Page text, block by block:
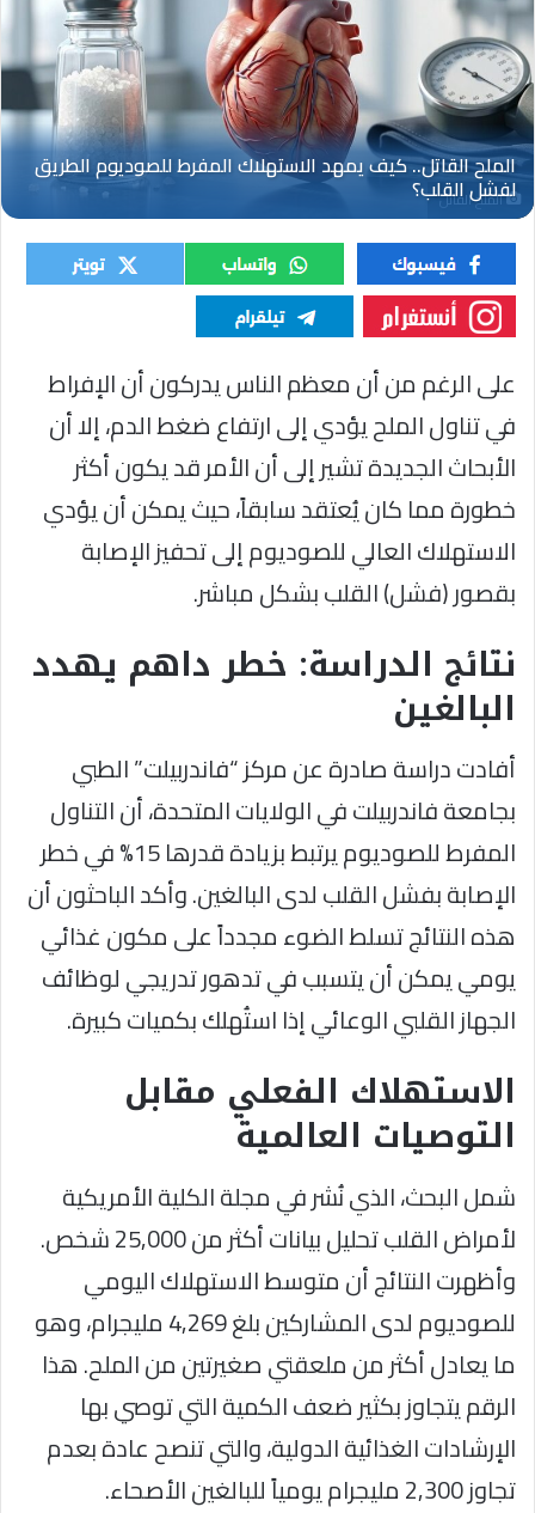
الملح القاتل
على الرغم من أن معظم الناس يدركون أن الإفراط
في تناول الملح يؤدي إلى ارتفاع ضغط الدم، إلا أن
الأبحاث الجديدة تشير إلى أن الأمر قد يكون أكثر
خطورة مما كان يُعتقد سابقاً، حيث يمكن أن يؤدي
الاستهلاك العالي للصوديوم إلى تحفيز الإصابة
بقصور (فشل) القلب بشكل مباشر.
نتائج الدراسة: خطر داهم يهدد
البالغين
أفادت دراسة صادرة عن مركز “فاندربيلت” الطبي
بجامعة فاندربيلت في الولايات المتحدة، أن التناول
المفرط للصوديوم يرتبط بزيادة قدرها 15% في خطر
الإصابة بفشل القلب لدى البالغين. وأكد الباحثون أن
هذه النتائج تسلط الضوء مجدداً على مكون غذائي
يومي يمكن أن يتسبب في تدهور تدريجي لوظائف
الجهاز القلبي الوعائي إذا استُهلك بكميات كبيرة.
الاستهلاك الفعلي مقابل
التوصيات العالمية
شمل البحث، الذي نُشر في مجلة الكلية الأمريكية
لأمراض القلب تحليل بيانات أكثر من 25,000 شخص.
وأظهرت النتائج أن متوسط الاستهلاك اليومي
للصوديوم لدى المشاركين بلغ 4,269 مليجرام، وهو
ما يعادل أكثر من ملعقتي صغيرتين من الملح. هذا
الرقم يتجاوز بكثير ضعف الكمية التي توصي بها
الإرشادات الغذائية الدولية، والتي تنصح عادة بعدم
تجاوز 2,300 مليجرام يومياً للبالغين الأصحاء.